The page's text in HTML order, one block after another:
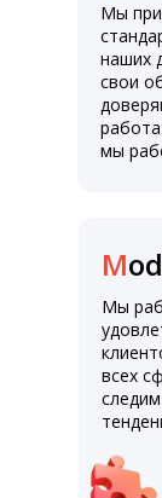
Мы
наших
свои
мы
M
Мы
всех